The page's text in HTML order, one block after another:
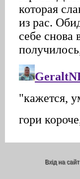
Вхід на сайт